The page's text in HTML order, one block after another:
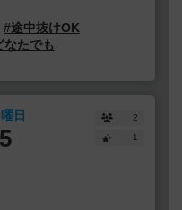
#途中抜けOK
なたでも
曜日
2
1